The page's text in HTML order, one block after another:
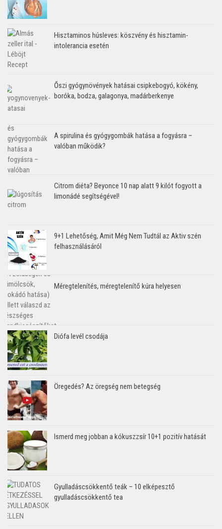
Hisztaminos húsleves: köszvény és hisztamin-
intolerancia esetén
Őszi gyógynövények hatásai csipkebogyó, kökény,
boróka, bodza, galagonya, madárberkenye
A spirulina és gyógygombák hatása a fogyásra –
valóban működik?
Citrom diéta? Beyonce 10 nap alatt 9 kilót fogyott a
limonádé segítségével!
9+1 Lehetőség, Amit Még Nem Tudtál az Aktiv szén
felhasználásáról
Méregtelenítés, méregtelenítő kúra helyesen
Diófa levél csodája
Öregedés? Az öregség nem betegség
Ismerd meg jobban a kókuszzsír 10+1 pozitív hatását
Gyulladáscsökkentő teák – 10 elképesztő
gyulladáscsökkentő tea